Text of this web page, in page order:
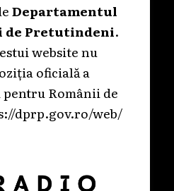
Departamentul
de Pretutindeni.
website nu
oficială a
Românii de
dprp.gov.ro/web/